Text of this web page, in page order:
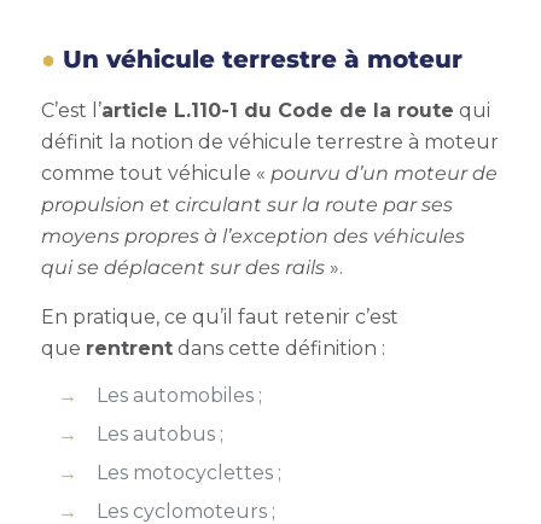
Un véhicule terrestre à moteur
C’est l’article L.110-1 du Code de la route qui
définit la notion de véhicule terrestre à moteur
comme tout véhicule « pourvu d’un moteur de
propulsion et circulant sur la route par ses
moyens propres à l’exception des véhicules
qui se déplacent sur des rails».
En pratique, ce qu’il faut retenir c’est
que rentrentdans cette définition :
Les automobiles ;
Les autobus ;
Les motocyclettes ;
Les cyclomoteurs ;